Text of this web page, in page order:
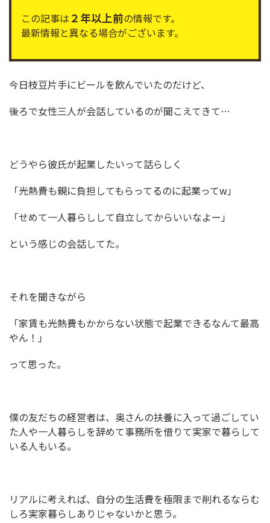
この記事は ２年以上前の情報です。
最新情報と異なる場合がございます。
今日枝豆片手にビールを飲んでいたのだけど、
後ろで女性三人が会話しているのが聞こえてきて…
どうやら彼氏が起業したいって話らしく
「光熱費も親に負担してもらってるのに起業ってw」
「せめて一人暮らしして自立してからいいなよー」
という感じの会話してた。
それを聞きながら
「家賃も光熱費もかからない状態で起業できるなんて最高
やん！」
って思った。
僕の友だちの経営者は、奥さんの扶養に入って過ごしてい
た人や一人暮らしを辞めて事務所を借りて実家で暮らして
いる人もいる。
リアルに考えれば、自分の生活費を極限まで削れるならむ
しろ実家暮らしありじゃないかと思う。